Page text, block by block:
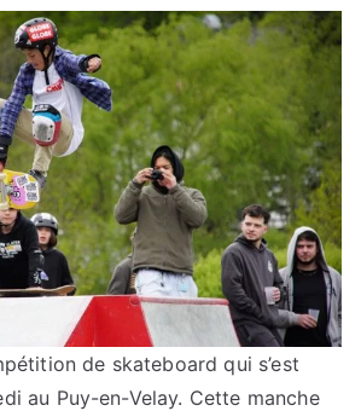
de skateboard qui s’est
au Puy-en-Velay. Cette manche